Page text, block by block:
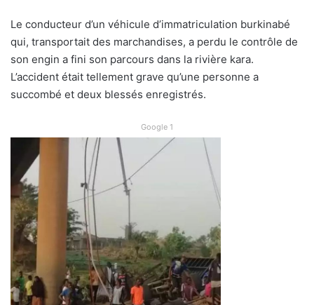
Le conducteur d’un véhicule d’immatriculation burkinabé
qui, transportait des marchandises, a perdu le contrôle de
son engin a fini son parcours dans la rivière kara.
L’accident était tellement grave qu’une personne a
succombé et deux blessés enregistrés.
Google 1